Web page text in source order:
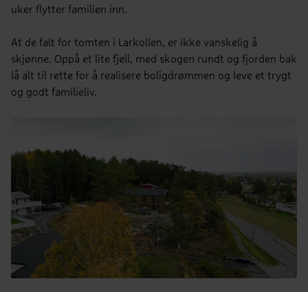
uker flytter familien inn.
At de falt for tomten i Larkollen, er ikke vanskelig å
skjønne. Oppå et lite fjell, med skogen rundt og fjorden bak
lå alt til rette for å realisere boligdrømmen og leve et trygt
og godt familieliv.